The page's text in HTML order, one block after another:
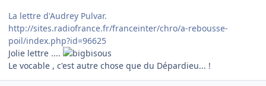
La lettre d'Audrey Pulvar.
http://sites.radiofrance.fr/franceinter/chro/a-rebousse-
poil/index.php?id=96625
Jolie lettre ....
Le vocable , c'est autre chose que du Dépardieu... !